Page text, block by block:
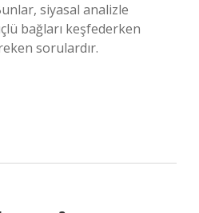
siyasal analizle
bağları keşfederken
sorulardır.